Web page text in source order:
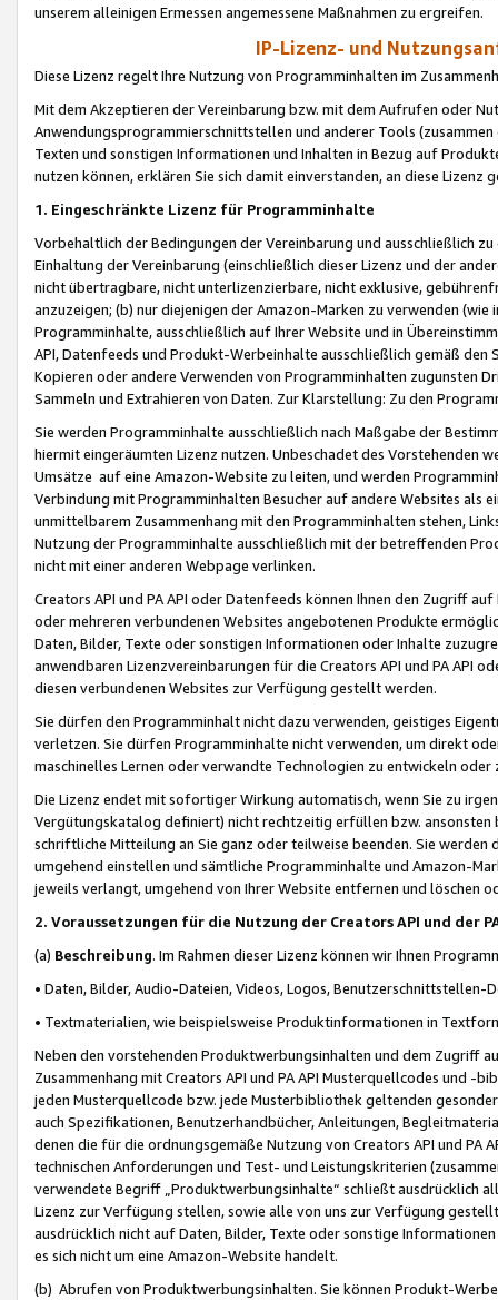
unserem alleinigen Ermessen angemessene Maßnahmen zu ergreifen.
IP-Lizenz- und
Diese Lizenz regelt Ihre Nutzung von Programminhalten im
Mit dem Akzeptieren der Vereinbarung bzw. mit dem Aufrufen oder
Anwendungsprogrammierschnittstellen und anderer Tools (zusammen
Texten und sonstigen Informationen und Inhalten in Bezug auf
nutzen können, erklären Sie sich damit einverstanden, an diese Lizenz
1. Eingeschränkte Lizenz für Programminhalte
Vorbehaltlich der Bedingungen der Vereinbarung und ausschließlich
Einhaltung der Vereinbarung (einschließlich dieser Lizenz und der
nicht übertragbare, nicht unterlizenzierbare, nicht exklusive,
anzuzeigen; (b) nur diejenigen der Amazon-Marken zu verwenden
Programminhalte, ausschließlich auf Ihrer Website und in
API, Datenfeeds und Produkt-Werbeinhalte ausschließlich gemäß
Kopieren oder andere Verwenden von Programminhalten zugunsten
Sammeln und Extrahieren von Daten. Zur Klarstellung: Zu den
Sie werden Programminhalte ausschließlich nach Maßgabe der
hiermit eingeräumten Lizenz nutzen. Unbeschadet des Vorstehenden
Umsätze auf eine Amazon-Website zu leiten, und werden
Verbindung mit Programminhalten Besucher auf andere Websites als
unmittelbarem Zusammenhang mit den Programminhalten stehen,
Nutzung der Programminhalte ausschließlich mit der betreffenden
nicht mit einer anderen Webpage verlinken.
Creators API und PA API oder Datenfeeds können Ihnen den Zugriff
oder mehreren verbundenen Websites angebotenen Produkte
Daten, Bilder, Texte oder sonstigen Informationen oder Inhalte
anwendbaren Lizenzvereinbarungen für die Creators API und PA API
diesen verbundenen Websites zur Verfügung gestellt werden.
Sie dürfen den Programminhalt nicht dazu verwenden, geistiges
verletzen. Sie dürfen Programminhalte nicht verwenden, um direkt
maschinelles Lernen oder verwandte Technologien zu entwickeln
Die Lizenz endet mit sofortiger Wirkung automatisch, wenn Sie zu
Vergütungskatalog definiert) nicht rechtzeitig erfüllen bzw. ansonsten
schriftliche Mitteilung an Sie ganz oder teilweise beenden. Sie werden
umgehend einstellen und sämtliche Programminhalte und Amazon-
jeweils verlangt, umgehend von Ihrer Website entfernen und löschen
2. Voraussetzungen für die Nutzung der Creators API und der
(a) Beschreibung. Im Rahmen dieser Lizenz können wir Ihnen
• Daten, Bilder, Audio-Dateien, Videos, Logos, Benutzerschnittstellen-
• Textmaterialien, wie beispielsweise Produktinformationen in
Neben den vorstehenden Produktwerbungsinhalten und dem Zugriff
Zusammenhang mit Creators API und PA API Musterquellcodes und
jeden Musterquellcode bzw. jede Musterbibliothek geltenden
auch Spezifikationen, Benutzerhandbücher, Anleitungen,
denen die für die ordnungsgemäße Nutzung von Creators API und PA
technischen Anforderungen und Test- und Leistungskriterien
verwendete Begriff „Produktwerbungsinhalte“ schließt ausdrücklich
Lizenz zur Verfügung stellen, sowie alle von uns zur Verfügung
ausdrücklich nicht auf Daten, Bilder, Texte oder sonstige
es sich nicht um eine Amazon-Website handelt.
(b) Abrufen von Produktwerbungsinhalten. Sie können Produkt-